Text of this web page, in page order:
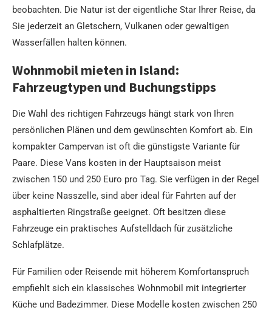
beobachten. Die Natur ist der eigentliche Star Ihrer Reise, da
Sie jederzeit an Gletschern, Vulkanen oder gewaltigen
Wasserfällen halten können.
Wohnmobil mieten in Island:
Fahrzeugtypen und Buchungstipps
Die Wahl des richtigen Fahrzeugs hängt stark von Ihren
persönlichen Plänen und dem gewünschten Komfort ab. Ein
kompakter Campervan ist oft die günstigste Variante für
Paare. Diese Vans kosten in der Hauptsaison meist
zwischen 150 und 250 Euro pro Tag. Sie verfügen in der Regel
über keine Nasszelle, sind aber ideal für Fahrten auf der
asphaltierten Ringstraße geeignet. Oft besitzen diese
Fahrzeuge ein praktisches Aufstelldach für zusätzliche
Schlafplätze.
Für Familien oder Reisende mit höherem Komfortanspruch
empfiehlt sich ein klassisches Wohnmobil mit integrierter
Küche und Badezimmer. Diese Modelle kosten zwischen 250